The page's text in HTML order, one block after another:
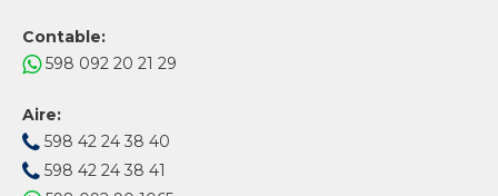
Contable:
598 092 20 21 29
Aire:
598 42 24 38 40
598 42 24 38 41